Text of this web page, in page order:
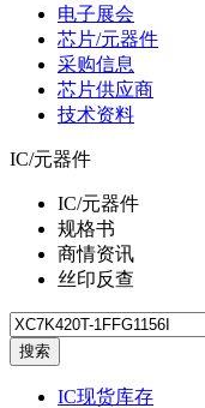
电子展会
芯片/元器件
采购信息
芯片供应商
技术资料
IC/元器件
IC/元器件
规格书
商情资讯
丝印反查
IC现货库存